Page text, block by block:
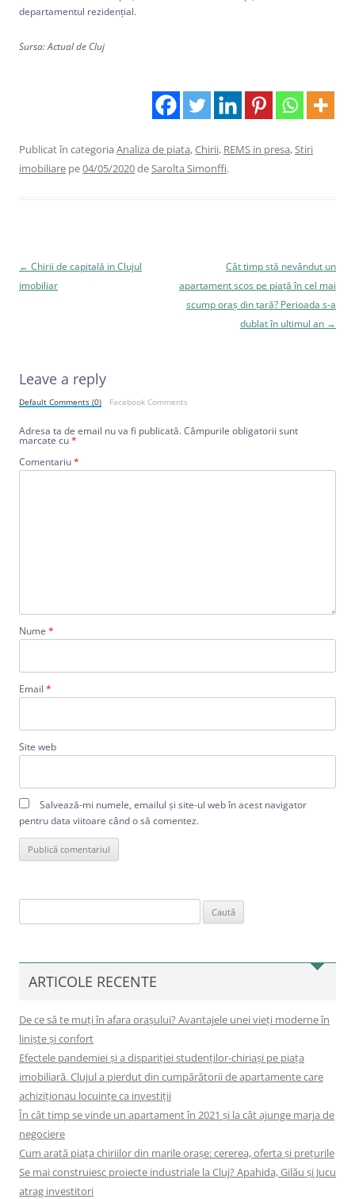
departamentul rezidenţial.
Sursa: Actual de Cluj
Publicat în categoria Analiza de piata,Chirii, REMS in presa,Stiri
imobiliare pe04/05/2020deSarolta Simonffi.
Navigare
în
← Chirii de capitală in Clujul
imobiliar
Cât timp stă nevândut un
apartament scos pe piață în cel mai
scump oraș din țară? Perioada s-a
dublat în ultimul an →
Leave a reply
Default Comments (0) Facebook Comments
Adresa ta de email nu va fi publicată.Câmpurile obligatorii sunt
marcate cu*
Comentariu*
Nume *
Email *
Site web
Salvează-mi numele, emailul și site-ul web în acest navigator
pentru data viitoare când o să comentez.
după:
ARTICOLE RECENTE
De ce să te muți în afara orașului? Avantajele unei vieți moderne în
liniște și confort
Efectele pandemiei și a dispariției studenților-chiriași pe piața
imobiliară. Clujul a pierdut din cumpărătorii de apartamente care
achiziționau locuințe ca investiții
În cât timp se vinde un apartament în 2021 și la cât ajunge marja de
negociere
Cum arată piața chiriilor din marile orașe: cererea, oferta și prețurile
Se mai construiesc proiecte industriale la Cluj? Apahida, Gilău și Jucu
atrag investitori